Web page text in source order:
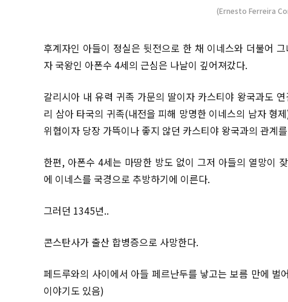
(Ernesto Ferreira
후계자인 아들이 정실은 뒷전으로 한 채 이네스와 더불어
자 국왕인 아폰수 4세의 근심은 나날이 깊어져갔다.
갈리시아 내 유력 귀족 가문의 딸이자 카스티야 왕국과도
리 삼아 타국의 귀족(내전을 피해 망명한 이네스의 남자 형
위협이자 당장 가뜩이나 좋지 않던 카스티야 왕국과의 관계
한편, 아폰수 4세는 마땅한 방도 없이 그저 아들의 열망이
에 이네스를 국경으로 추방하기에 이른다.
그러던 1345년..
콘스탄사가 출산 합병증으로 사망한다.
페드루와의 사이에서 아들 페르난두를 낳고는 보름 만에
이야기도 있음)